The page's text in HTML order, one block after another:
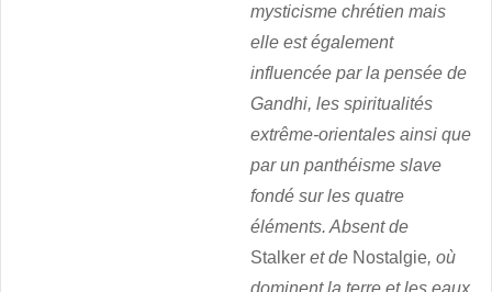
mysticisme chrétien mais
elle est également
influencée par la pensée de
Gandhi, les spiritualités
extrême-orientales ainsi que
par un panthéisme slave
fondé sur les quatre
éléments. Absent de
Stalkeret de Nostalgie, où
dominent la terre et les eaux